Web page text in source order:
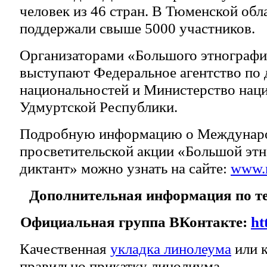
человек из 46 стран. В Тюменской
поддержали свыше 5000 участников.
Организаторами «Большого
выступают Федеральное агентство по
национальностей и Министерство
Удмуртской Республики.
Подробную информацию о
просветительской акции «Большой
диктант» можно узнать на сайте:
Дополнительная информация по
Официальная группа ВКонтакте:
Качественная укладка линолеума или